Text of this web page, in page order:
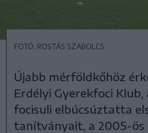
FOTÓ: ROSTÁS SZABOLCS
Újabb mérföldkőhöz
Erdélyi Gyerekfoci Klub,
focisuli elbúcsúztatta
tanítványait, a 2005-